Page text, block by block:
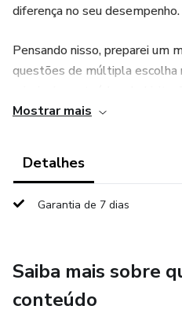
diferença no seu desempenho.
Pensando nisso, preparei
questões de múltipla escolha
Administrativos, exatamente
✅ Questões inéditas
✅ Nível semelhante às provas
✅ Treine raciocínio e
Mostrar mais
Detalhes
Garantia de 7 dias
Saiba mais sobre
conteúdo